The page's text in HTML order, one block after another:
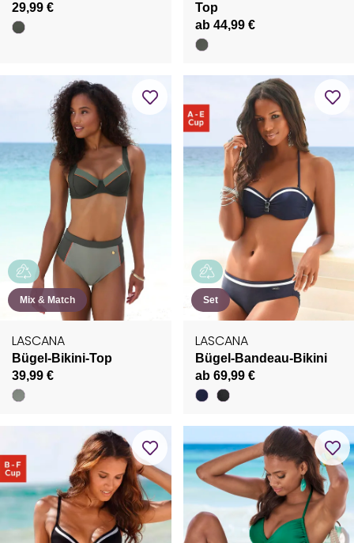
29,99 €
Top
ab 44,99 €
Mix & Match
LASCANA
Bügel-Bikini-Top
39,99 €
Set
LASCANA
Bügel-Bandeau-Bikini
ab 69,99 €